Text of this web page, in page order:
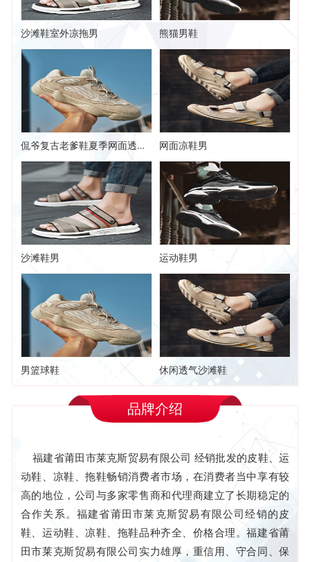
沙滩鞋室外凉拖男 熊猫男鞋
侃爷复古老爹鞋夏季网面透气椰子鞋 网面凉鞋男
沙滩鞋男 运动鞋男
男篮球鞋 休闲透气沙滩鞋
品牌介绍
福建省莆田市莱克斯贸易有限公司 经销批发的皮鞋、运
动鞋、凉鞋、拖鞋畅销消费者市场，在消费者当中享有较
高的地位，公司与多家零售商和代理商建立了长期稳定的
合作关系。福建省莆田市莱克斯贸易有限公司经销的皮
鞋、运动鞋、凉鞋、拖鞋品种齐全、价格合理。福建省莆
田市莱克斯贸易有限公司实力雄厚，重信用、守合同、保